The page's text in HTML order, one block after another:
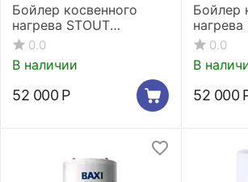
Бойлер косвенного
нагрева STOUT
настенный 200 л.
0.0
В наличии
52 000 Р
Бойлер
нагрева
0.0
В
52 000